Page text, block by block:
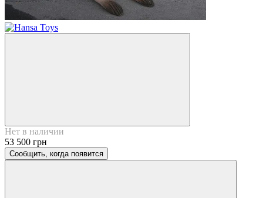
Нет в наличии
53 500 грн
Сообщить, когда появится